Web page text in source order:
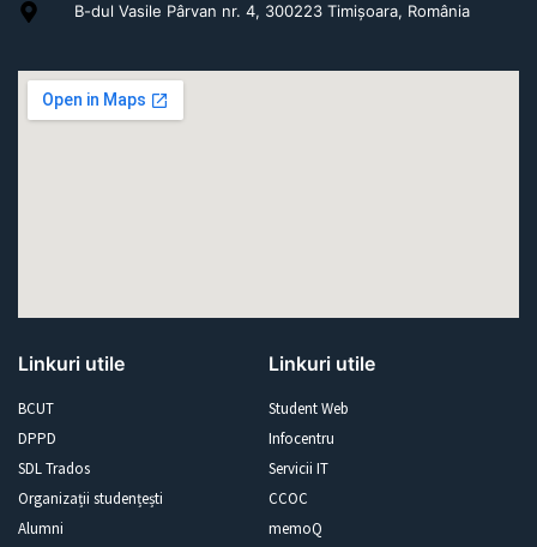
B-dul Vasile Pârvan nr. 4, 300223 Timișoara, România
Linkuri utile
BCUT
DPPD
SDL Trados
Organizații studențești
Alumni
Linkuri utile
Student Web
Infocentru
Servicii IT
CCOC
memoQ